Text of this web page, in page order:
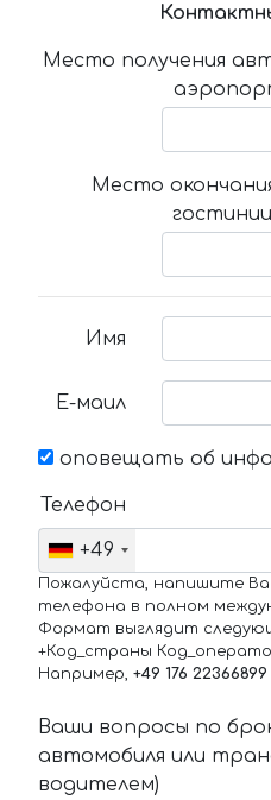
Место получения
Место
Имя
Е-маил
оповещать об
Телефон
+49
Пожалуйста, напишите
телефона в полном
Формат выглядит
+Код_страны
Например, +49 176 22366899
Ваши вопросы по
автомобиля или
водителем)